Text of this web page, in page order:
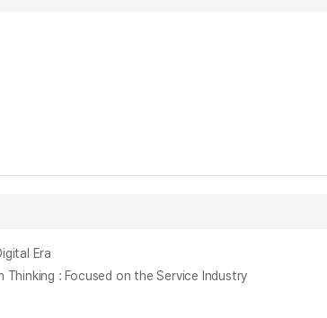
Era
Thinking : Focused on the Service Industry